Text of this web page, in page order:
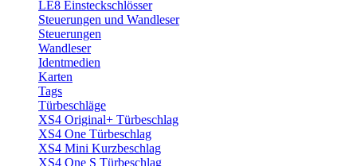
LE8 Einsteckschlösser
Steuerungen und Wandleser
Steuerungen
Wandleser
Identmedien
Karten
Tags
Türbeschläge
XS4 Original+ Türbeschlag
XS4 One Türbeschlag
XS4 Mini Kurzbeschlag
XS4 One S Türbeschlag